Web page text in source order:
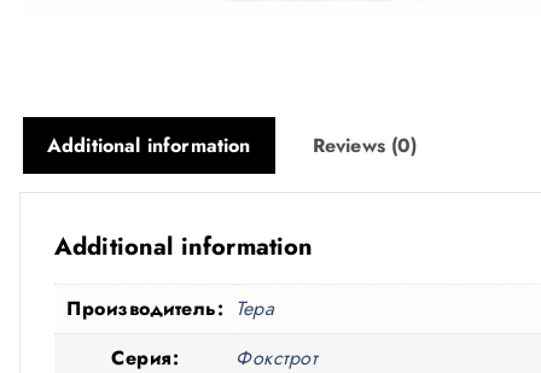
Additional information Reviews (0)
Additional information
Производитель: Тера
Серия:
Фокстрот